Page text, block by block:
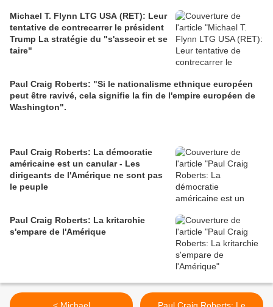
Michael T. Flynn LTG USA (RET): Leur
tentative de contrecarrer le président
Trump La stratégie du "s'asseoir et se
taire"
Paul Craig Roberts: "Si le nationalisme ethnique européen
peut être ravivé, cela signifie la fin de l'empire européen de
Washington".
Paul Craig Roberts: La démocratie
américaine est un canular - Les
dirigeants de l'Amérique ne sont pas
le peuple
Paul Craig Roberts: La kritarchie
s'empare de l'Amérique